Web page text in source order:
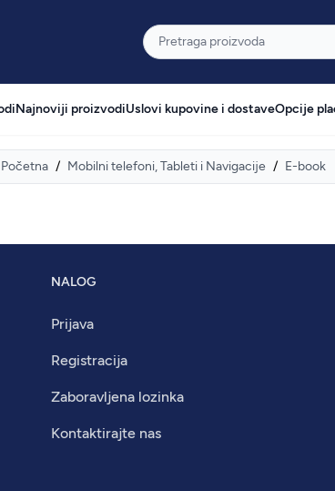
Pretraga
Najnoviji proizvodiUslovi kupovine i dostaveOpcije
Početna / Mobilni telefoni, Tableti i Navigacije / E-book
NALOG
Prijava
Registracija
Zaboravljena lozinka
Kontaktirajte nas